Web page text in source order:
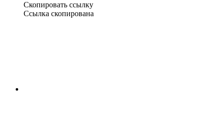
Скопировать ссылку
Ссылка скопирована